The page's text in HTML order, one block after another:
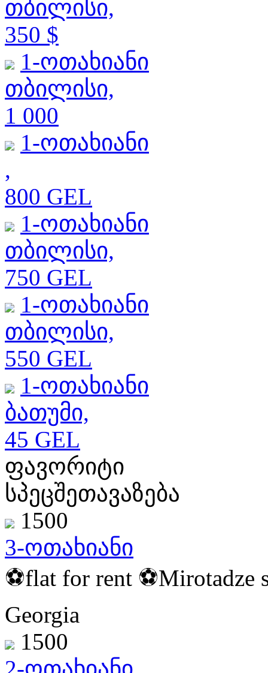
თბილისი,
350 $
1-ოთახიანი
თბილისი,
1 000
1-ოთახიანი
,
800 GEL
1-ოთახიანი
თბილისი,
750 GEL
1-ოთახიანი
თბილისი,
550 GEL
1-ოთახიანი
ბათუმი,
45 GEL
ფავორიტი
სპეცშეთავაზება
1500
3-ოთახიანი
⚽️flat for rent ⚽️Mirotadze
Georgia
1500